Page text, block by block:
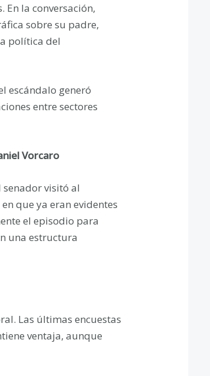
la conversación,
sobre su padre,
política del
escándalo generó
entre sectores
Vorcaro
visitó al
que ya eran evidentes
el episodio para
una estructura
Las últimas encuestas
ventaja, aunque